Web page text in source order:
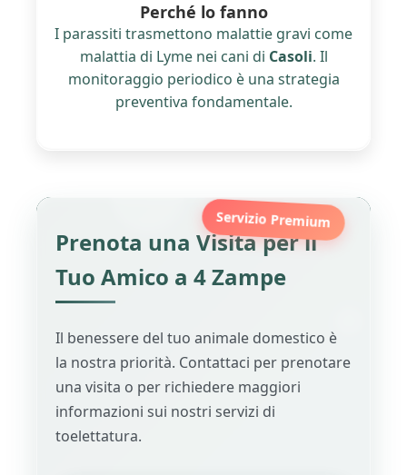
Perché lo fanno
I parassiti trasmettono malattie gravi come
malattia di Lyme nei cani di Casoli. Il
monitoraggio periodico è una strategia
preventiva fondamentale.
Servizio Premium
Prenota una Visita per il
Tuo Amico a 4 Zampe
Il benessere del tuo animale domestico è
la nostra priorità. Contattaci per prenotare
una visita o per richiedere maggiori
informazioni sui nostri servizi di
toelettatura.